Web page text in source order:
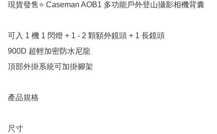
現貨發售⭐️ Caseman AOB1 多功能戶外登山攝影相機背囊
可入 1 機 1 閃燈 + 1 - 2 顆額外鏡頭 + 1 長鏡頭
900D 超輕加密防水尼龍
頂部外掛系統可加掛腳架
產品規格
尺寸